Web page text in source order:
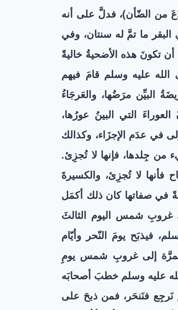
من الضّأن)، فدلَّ على أنه
ما تمَّ له سنتان، وفي
تكونَ هذه الأضحيةُ خاليةً
الله عليه وسلم قامَ فيهم
البيِّن مرَضُها، والعَرجَاءُ
التي البينُ عورُها،
في عدَم الإجزَاء، وكذالك
من جِلدها، فإنها لا تُجزِئ.
فأنها لا تُجزِئ، والكسيرةَ
في صفاتها كان ذلك أكمَل
غروبِ شمس اليوم الثالثَ
فيذبَح يومَ النّحر وأيّام
إلى غروبِ شمس يومِ
عليه وسلم خطبَ أصحابَه
نَرجِع فنَنحَر، فمن ذبحَ على